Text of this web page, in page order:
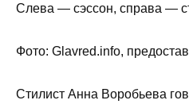
Слева — сэссон, справа —
Фото: Glavred.info,
Стилист Анна Воробьева